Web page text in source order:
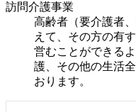
訪問介護事業
高齢者（要介護者
えて、その方の有
営むことができる
護、その他の生活
おります。